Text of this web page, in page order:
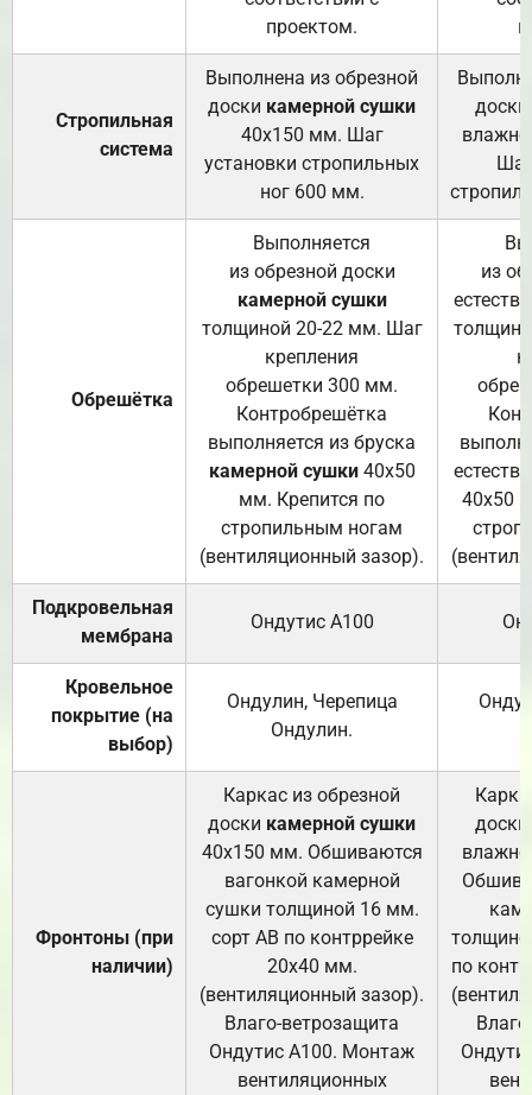
проектом.
Стропильная
система
Выполнена из обрезной
доски камерной сушки
40х150 мм. Шаг
установки стропильных
ног 600 мм.
доски
Обрешётка
Выполняется
из обрезной доски
камерной сушки
толщиной 20-22 мм. Шаг
крепления
обрешетки 300 мм.
Контробрешётка
выполняется из бруска
камерной сушки40х50
мм. Крепится по
стропильным ногам
(вентиляционный зазор).
из
40х50
Подкровельная
мембрана
Ондутис А100
Кровельное
покрытие (на
выбор)
Ондулин, Черепица
Ондулин.
Фронтоны (при
наличии)
Каркас из обрезной
доски камерной сушки
40х150 мм. Обшиваются
вагонкой камерной
сушки толщиной 16 мм.
сорт АВ по контррейке
20х40 мм.
(вентиляционный зазор).
Влаго-ветрозащита
Ондутис А100. Монтаж
вентиляционных
доски
по